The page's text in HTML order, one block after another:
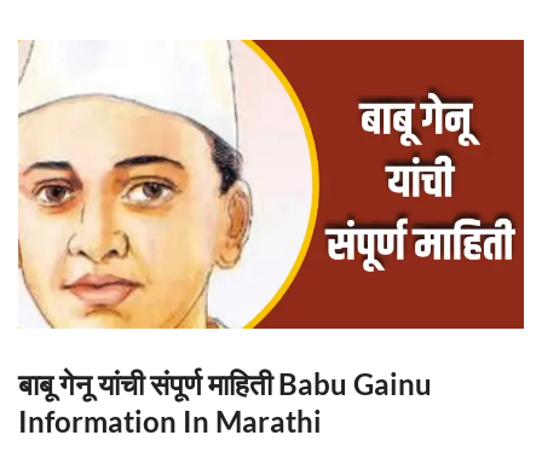
बाबू गेनू यांची संपूर्ण माहिती Babu Gainu
Information In Marathi